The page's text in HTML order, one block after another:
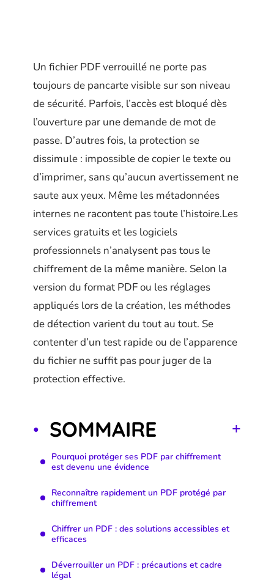
Un fichier PDF verrouillé ne porte pas
toujours de pancarte visible sur son niveau
de sécurité. Parfois, l’accès est bloqué dès
l’ouverture par une demande de mot de
passe. D’autres fois, la protection se
dissimule : impossible de copier le texte ou
d’imprimer, sans qu’aucun avertissement ne
saute aux yeux. Même les métadonnées
internes ne racontent pas toute l’histoire.Les
services gratuits et les logiciels
professionnels n’analysent pas tous le
chiffrement de la même manière. Selon la
version du format PDF ou les réglages
appliqués lors de la création, les méthodes
de détection varient du tout au tout. Se
contenter d’un test rapide ou de l’apparence
du fichier ne suffit pas pour juger de la
protection effective.
SOMMAIRE
Pourquoi protéger ses PDF par chiffrement
est devenu une évidence
Reconnaître rapidement un PDF protégé par
chiffrement
Chiffrer un PDF : des solutions accessibles et
efficaces
Déverrouiller un PDF : précautions et cadre
légal